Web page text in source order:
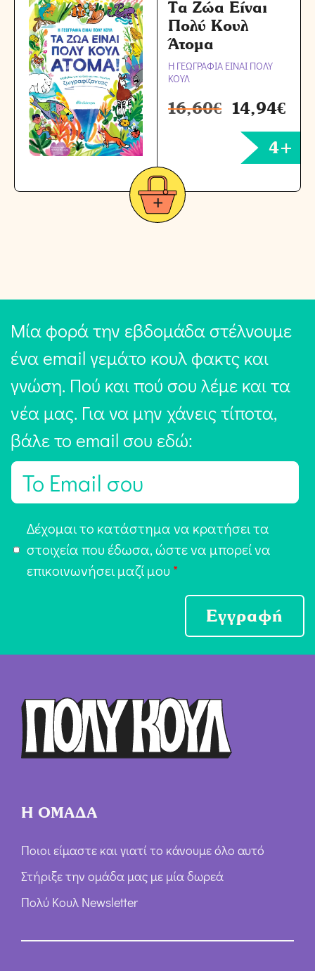
Τα Ζώα Είναι
Πολύ Κουλ
Άτομα
Η ΓΕΩΓΡΑΦΙΑ ΕΙΝΑΙ ΠΟΛΥ
ΚΟΥΛ
16,60€ 14,94€
4+
Μία φορά την εβδομάδα στέλνουμε
ένα email γεμάτο κουλ φακτς και
γνώση. Πού και πού σου λέμε και τα
νέα μας. Για να μην χάνεις τίποτα,
βάλε το email σου εδώ:
E
π
ή
Δέχομαι το κατάστημα να κρατήσει τα
στοιχεία που έδωσα, ώστε να μπορεί να
επικοινωνήσει μαζί μου *
Εγγραφή
Η ΟΜΑΔΑ
Ποιοι είμαστε και γιατί το κάνουμε όλο αυτό
Στήριξε την ομάδα μας με μία δωρεά
Πολύ Κουλ Newsletter